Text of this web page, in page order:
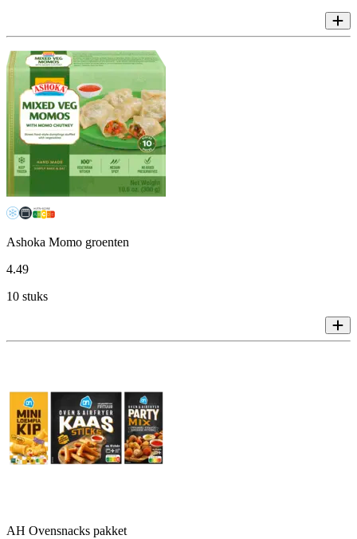
Ashoka Momo groenten
4.49
10 stuks
AH Ovensnacks pakket